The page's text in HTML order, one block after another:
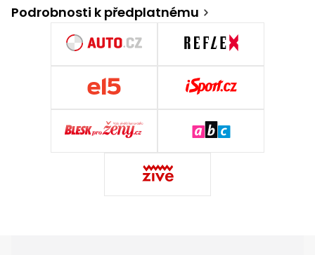
Podrobnosti k předplatnému